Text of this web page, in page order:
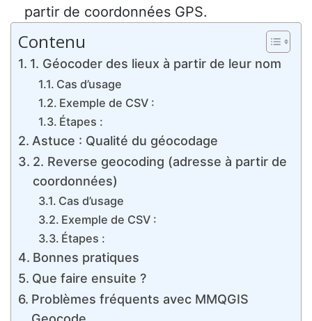
partir de coordonnées GPS.
Contenu
1. Géocoder des lieux à partir de leur nom
Cas d’usage
Exemple de CSV :
Étapes :
Astuce : Qualité du géocodage
2. Reverse geocoding (adresse à partir de
coordonnées)
Cas d’usage
Exemple de CSV :
Étapes :
Bonnes pratiques
Que faire ensuite ?
Problèmes fréquents avec MMQGIS